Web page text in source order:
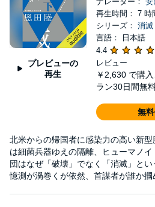
プレビューの
再生
再生時間： 7 時
シリーズ： 消滅
言語： 日本語
4.4
レビュー
￥2,630 で購
ラン30日間無
無
北米からの帰国者に感染力の高い新
は細菌兵器ゆえの隔離、ヒューマノ
団はなぜ「破壊」でなく「消滅」と
憶測が渦巻くが依然、首謀者が誰か摑